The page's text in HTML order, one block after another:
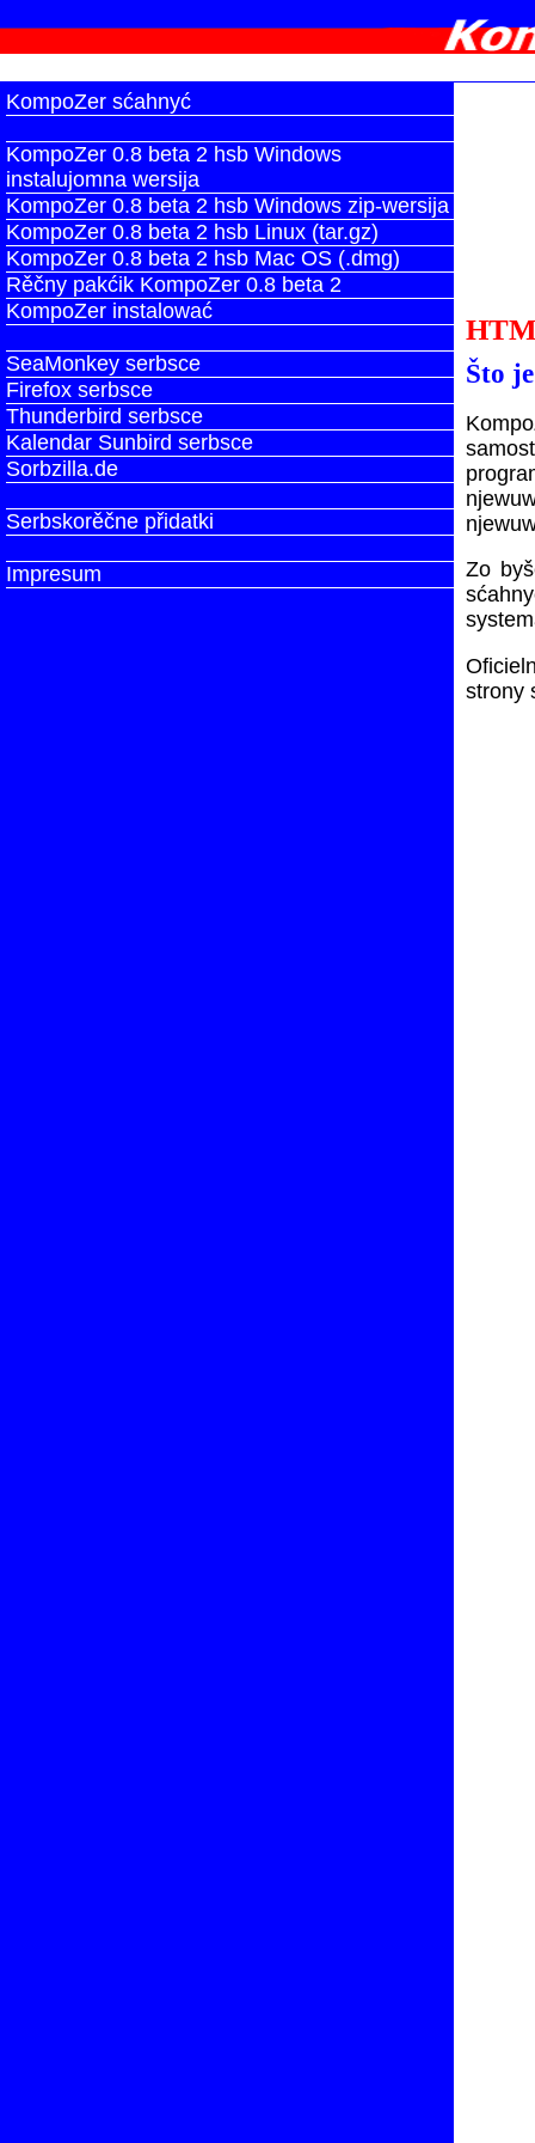
KompoZer sćahnyć
KompoZer 0.8 beta 2 hsb Windows
instalujomna wersija
KompoZer 0.8 beta 2 hsb Windows zip-wersija
KompoZer 0.8 beta 2 hsb Linux (tar.gz)
KompoZer 0.8 beta 2 hsb Mac OS (.dmg)
Rěčny pakćik KompoZer 0.8 beta 2
KompoZer instalować
SeaMonkey serbsce
Firefox serbsce
Thunderbird serbsce
Kalendar Sunbird serbsce
Sorbzilla.de
Serbskorěčne přidatki
Impresum
Što
Zo
strony